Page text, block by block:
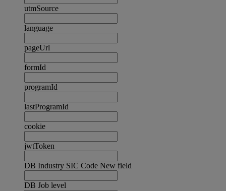
utmSource
language
pageUrl
formId
programId
lastProgramId
cookie
jwtToken
DB Industry SIC Code New field
DB Job level